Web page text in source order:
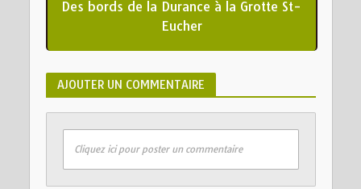
Des bords de la Durance à la Grotte St-
Eucher
AJOUTER UN COMMENTAIRE
Cliquez ici pour poster un commentaire